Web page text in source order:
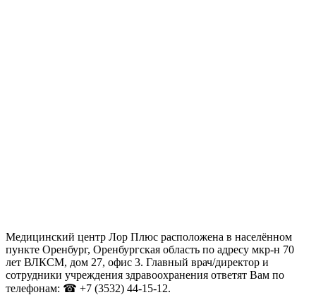
Медицинский центр Лор Плюс расположена в населённом
пункте Оренбург, Оренбургская область по адресу мкр-н 70
лет ВЛКСМ, дом 27, офис 3. Главный врач/директор и
сотрудники учреждения здравоохранения ответят Вам по
телефонам: ☎ +7 (3532) 44-15-12.